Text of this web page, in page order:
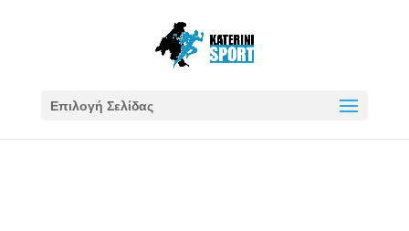
Επιλογή Σελίδας